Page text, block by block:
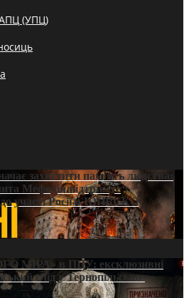
(УПЦ)
захистити пам’ять людства:
Мефодія підтримує
участі Росії в ЮНЕСКО
МІРА» в ПЦУ: ексклюзивні
слід у Тернопільсько-